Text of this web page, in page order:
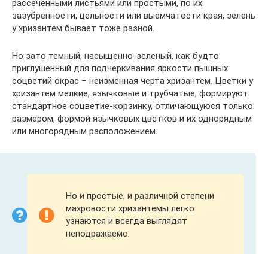
рассеченными листьями или простыми, по их
зазубренности, цельности или выемчатости края, зелень
у хризантем бывает тоже разной.
Но зато темный, насыщенно-зеленый, как будто
приглушенный для подчеркивания яркости пышных
соцветий окрас – неизменная черта хризантем. Цветки у
хризантем мелкие, язычковые и трубчатые, формируют
стандартное соцветие-корзинку, отличающуюся только
размером, формой язычковых цветков и их однорядным
или многорядным расположением.
Но и простые, и различной степени
махровости хризантемы легко
узнаются и всегда выглядят
неподражаемо.